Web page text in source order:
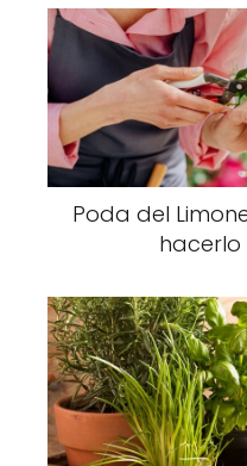
Poda del
hacerlo